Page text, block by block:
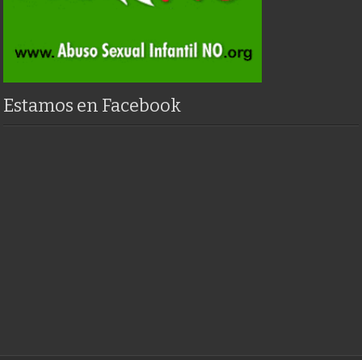
Estamos en Facebook